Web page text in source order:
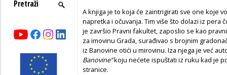
A knjiga je to koja će zaintrigirati sve one koje
napretka i očuvanja. Tim više što dolazi iz pera
je završio Pravni fakultet, zaposlio se kao
za imovinu Grada, surađivao s brojnim
iz Banovine otići u mirovinu. Iza njega je već
Banovine”koju nećete ispuštati iz ruku kad je
stranice.